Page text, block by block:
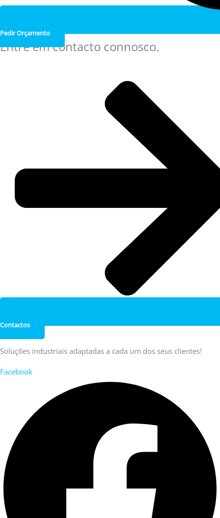
Pedir Orçamento
Entre em contacto connosco.
Contactos
Soluções industriais adaptadas a cada um dos seus clientes!
Facebook